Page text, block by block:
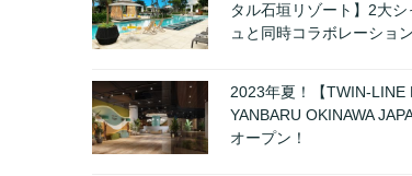
タル石垣リゾート】2大シ
ュと同時コラボレーション
2023年夏！【TWIN-LINE
YANBARU OKINAWA
オープン！